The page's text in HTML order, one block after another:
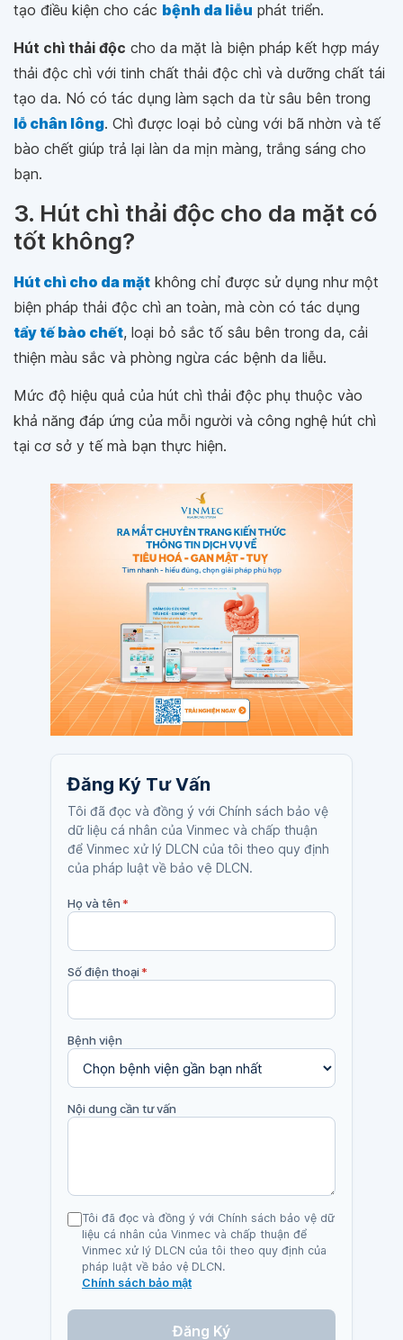
tạo điều kiện cho các bệnh da liễu phát triển.
Hút chì thải độc cho da mặt là biện pháp kết hợp máy
thải độc chì với tinh chất thải độc chì và dưỡng chất tái
tạo da. Nó có tác dụng làm sạch da từ sâu bên trong
lỗ chân lông. Chì được loại bỏ cùng với bã nhờn và tế
bào chết giúp trả lại làn da mịn màng, trắng sáng cho
bạn.
3. Hút chì thải độc cho da mặt có
tốt không?
Hút chì cho da mặt không chỉ được sử dụng như một
biện pháp thải độc chì an toàn, mà còn có tác dụng
tẩy tế bào chết, loại bỏ sắc tố sâu bên trong da, cải
thiện màu sắc và phòng ngừa các bệnh da liễu.
Mức độ hiệu quả của hút chì thải độc phụ thuộc vào
khả năng đáp ứng của mỗi người và công nghệ hút chì
tại cơ sở y tế mà bạn thực hiện.
Đăng Ký Tư Vấn
Tôi đã đọc và đồng ý với Chính sách bảo vệ
dữ liệu cá nhân của Vinmec và chấp thuận
để Vinmec xử lý DLCN của tôi theo quy định
của pháp luật về bảo vệ DLCN.
Họ và tên*
Số điện thoại*
Bệnh viện
Nội dung cần tư vấn
Tôi đã đọc và đồng ý với Chính sách bảo vệ dữ
liệu cá nhân của Vinmec và chấp thuận để
Vinmec xử lý DLCN của tôi theo quy định của
pháp luật về bảo vệ DLCN.
Chính sách bảo mật
Đăng Ký